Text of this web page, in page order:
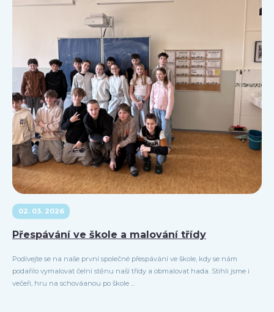
02. 03. 2026
Přespávání ve škole a malování třídy
Podívejte se na naše první společné přespávání ve škole, kdy se nám
podařilo vymalovat čelní stěnu naší třídy a obmalovat hada. Stihli jsme i
večeři, hru na schováanou po škole ...